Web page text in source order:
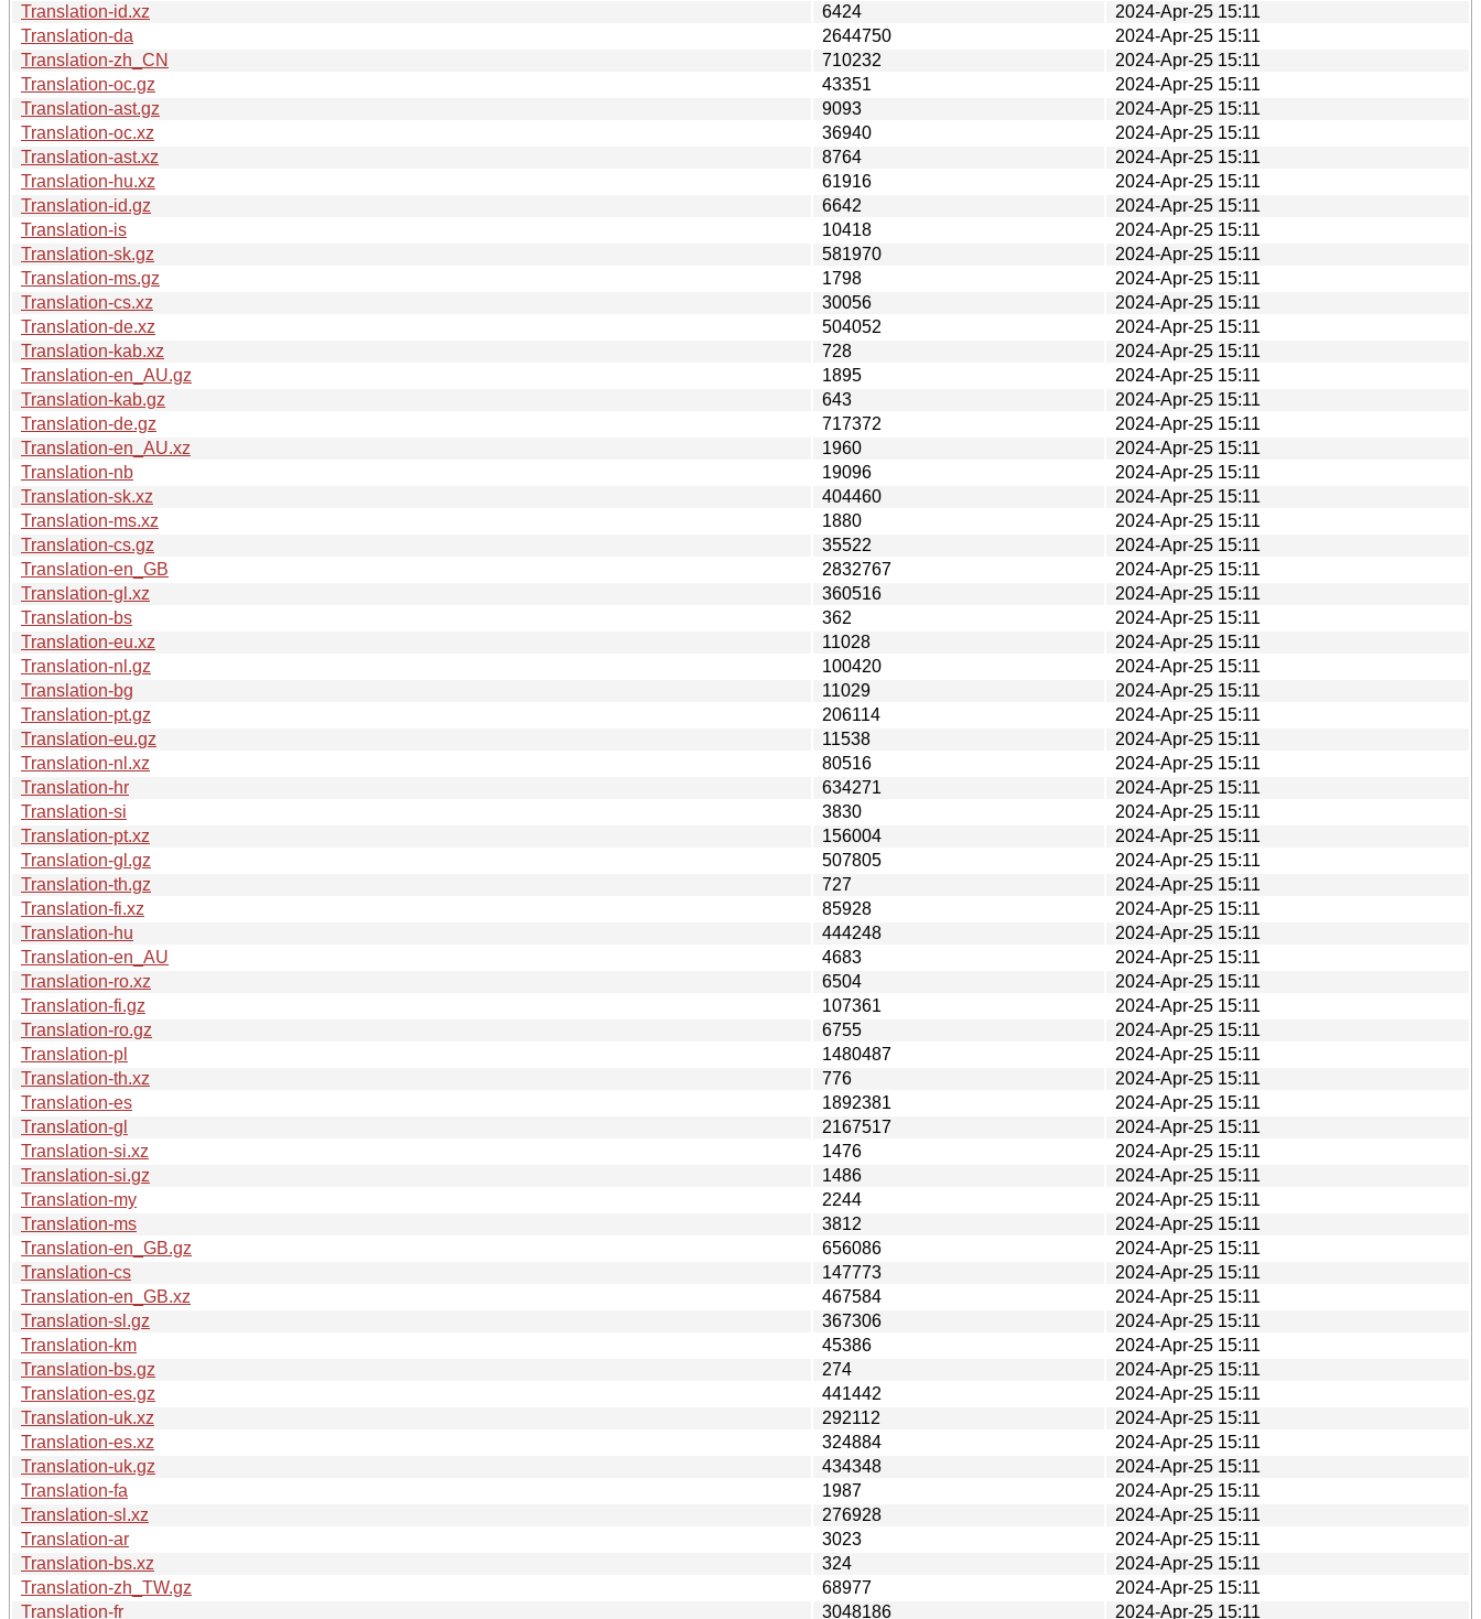
Translation-id.xz
6424
2024-Apr-25 15:11
Translation-da
2644750
2024-Apr-25 15:11
Translation-zh_CN
710232
2024-Apr-25 15:11
Translation-oc.gz
43351
2024-Apr-25 15:11
Translation-ast.gz
9093
2024-Apr-25 15:11
Translation-oc.xz
36940
2024-Apr-25 15:11
Translation-ast.xz
8764
2024-Apr-25 15:11
Translation-hu.xz
61916
2024-Apr-25 15:11
Translation-id.gz
6642
2024-Apr-25 15:11
Translation-is
10418
2024-Apr-25 15:11
Translation-sk.gz
581970
2024-Apr-25 15:11
Translation-ms.gz
1798
2024-Apr-25 15:11
Translation-cs.xz
30056
2024-Apr-25 15:11
Translation-de.xz
504052
2024-Apr-25 15:11
Translation-kab.xz
728
2024-Apr-25 15:11
Translation-en_AU.gz
1895
2024-Apr-25 15:11
Translation-kab.gz
643
2024-Apr-25 15:11
Translation-de.gz
717372
2024-Apr-25 15:11
Translation-en_AU.xz
1960
2024-Apr-25 15:11
Translation-nb
19096
2024-Apr-25 15:11
Translation-sk.xz
404460
2024-Apr-25 15:11
Translation-ms.xz
1880
2024-Apr-25 15:11
Translation-cs.gz
35522
2024-Apr-25 15:11
Translation-en_GB
2832767
2024-Apr-25 15:11
Translation-gl.xz
360516
2024-Apr-25 15:11
Translation-bs
362
2024-Apr-25 15:11
Translation-eu.xz
11028
2024-Apr-25 15:11
Translation-nl.gz
100420
2024-Apr-25 15:11
Translation-bg
11029
2024-Apr-25 15:11
Translation-pt.gz
206114
2024-Apr-25 15:11
Translation-eu.gz
11538
2024-Apr-25 15:11
Translation-nl.xz
80516
2024-Apr-25 15:11
Translation-hr
634271
2024-Apr-25 15:11
Translation-si
3830
2024-Apr-25 15:11
Translation-pt.xz
156004
2024-Apr-25 15:11
Translation-gl.gz
507805
2024-Apr-25 15:11
Translation-th.gz
727
2024-Apr-25 15:11
Translation-fi.xz
85928
2024-Apr-25 15:11
Translation-hu
444248
2024-Apr-25 15:11
Translation-en_AU
4683
2024-Apr-25 15:11
Translation-ro.xz
6504
2024-Apr-25 15:11
Translation-fi.gz
107361
2024-Apr-25 15:11
Translation-ro.gz
6755
2024-Apr-25 15:11
Translation-pl
1480487
2024-Apr-25 15:11
Translation-th.xz
776
2024-Apr-25 15:11
Translation-es
1892381
2024-Apr-25 15:11
Translation-gl
2167517
2024-Apr-25 15:11
Translation-si.xz
1476
2024-Apr-25 15:11
Translation-si.gz
1486
2024-Apr-25 15:11
Translation-my
2244
2024-Apr-25 15:11
Translation-ms
3812
2024-Apr-25 15:11
Translation-en_GB.gz
656086
2024-Apr-25 15:11
Translation-cs
147773
2024-Apr-25 15:11
Translation-en_GB.xz
467584
2024-Apr-25 15:11
Translation-sl.gz
367306
2024-Apr-25 15:11
Translation-km
45386
2024-Apr-25 15:11
Translation-bs.gz
274
2024-Apr-25 15:11
Translation-es.gz
441442
2024-Apr-25 15:11
Translation-uk.xz
292112
2024-Apr-25 15:11
Translation-es.xz
324884
2024-Apr-25 15:11
Translation-uk.gz
434348
2024-Apr-25 15:11
Translation-fa
1987
2024-Apr-25 15:11
Translation-sl.xz
276928
2024-Apr-25 15:11
Translation-ar
3023
2024-Apr-25 15:11
Translation-bs.xz
324
2024-Apr-25 15:11
Translation-zh_TW.gz
68977
2024-Apr-25 15:11
Translation-fr
3048186 2024-Apr-25 15:11